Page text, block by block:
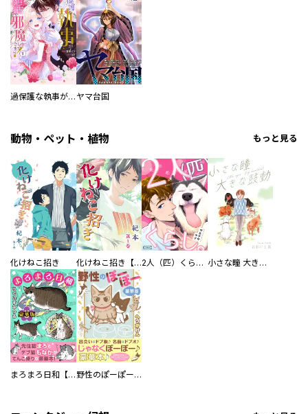
過保護な執事が私の婚活を邪魔してきます！ ヤマ台国
動物・ペット・植物 もっと見る
化けねこ招き 化けねこ招き【描きおろし付合冊版】 2人（匹）くらし。 小さな瞳 大きな鼓動
まろまろ日和【豪華版】 野性のぽーぽー【豪華版】